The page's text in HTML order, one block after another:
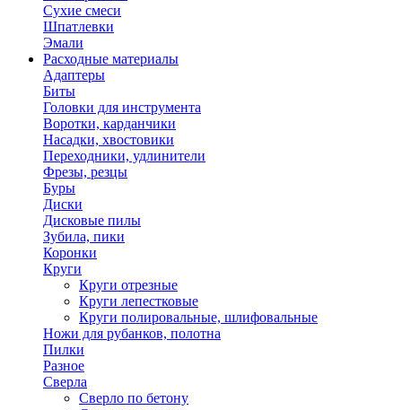
Сухие смеси
Шпатлевки
Эмали
Расходные материалы
Адаптеры
Биты
Головки для инструмента
Воротки, карданчики
Насадки, хвостовики
Переходники, удлинители
Фрезы, резцы
Буры
Диски
Дисковые пилы
Зубила, пики
Коронки
Круги
Круги отрезные
Круги лепестковые
Круги полировальные, шлифовальные
Ножи для рубанков, полотна
Пилки
Разное
Сверла
Сверло по бетону